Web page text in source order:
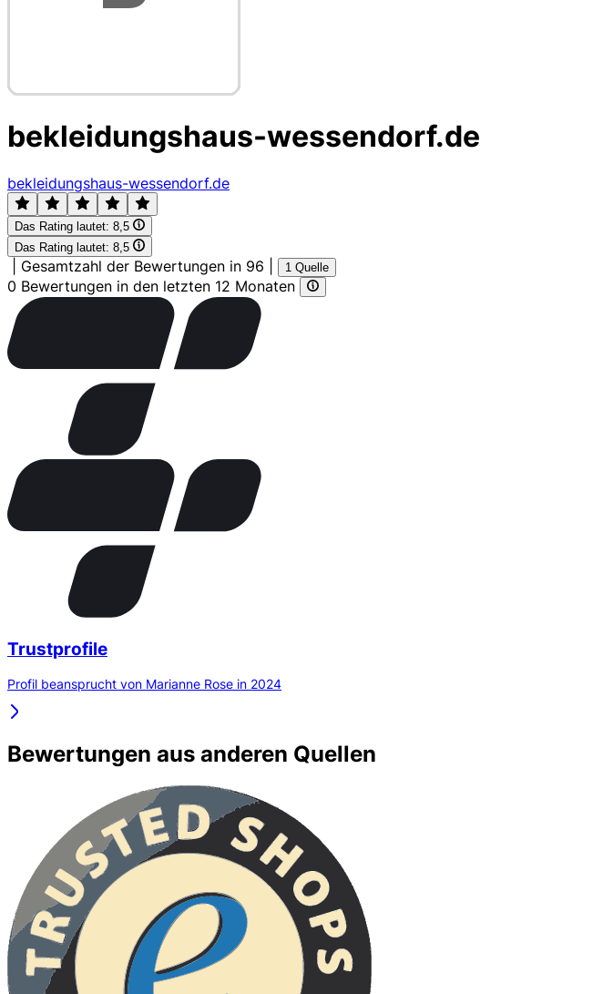
bekleidungshaus-wessendorf.de
bekleidungshaus-wessendorf.de
Das Rating lautet: 8,5
Das Rating lautet: 8,5
Gesamtzahl der Bewertungen in 96 1 Quelle
0 Bewertungen in den letzten 12 Monaten
Trustprofile
Profil beansprucht von Marianne Rose in 2024
Bewertungen aus anderen Quellen